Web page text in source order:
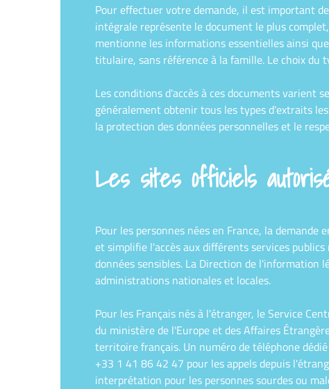
Pour effectuer votre demande, il est important
intégrale représente le document le plus
mentionne les informations essentielles ainsi
titulaire, sans référence à la famille. Le choix du
Les conditions d'accès à ces documents varient
généralement obtenir tous les types d'extraits
la protection des données personnelles et le
Les sites officiels
Pour les personnes nées en France, la
et simplifie l'accès aux différents services
données sensibles. La Direction de l'information
administrations nationales et locales.
Pour les Français nés à l'étranger, le Service
du ministère de l'Europe et des Affaires
territoire français. Un numéro de téléphone
+33 1 41 86 42 47 pour les appels depuis
interprétation pour les personnes sourdes ou